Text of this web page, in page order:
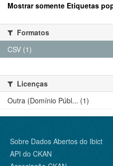
Mostrar somente Etiquetas
Formatos
CSV (1)
Licenças
Outra (Domínio Públ... (1)
Sobre Dados Abertos do Ibict
API do CKAN